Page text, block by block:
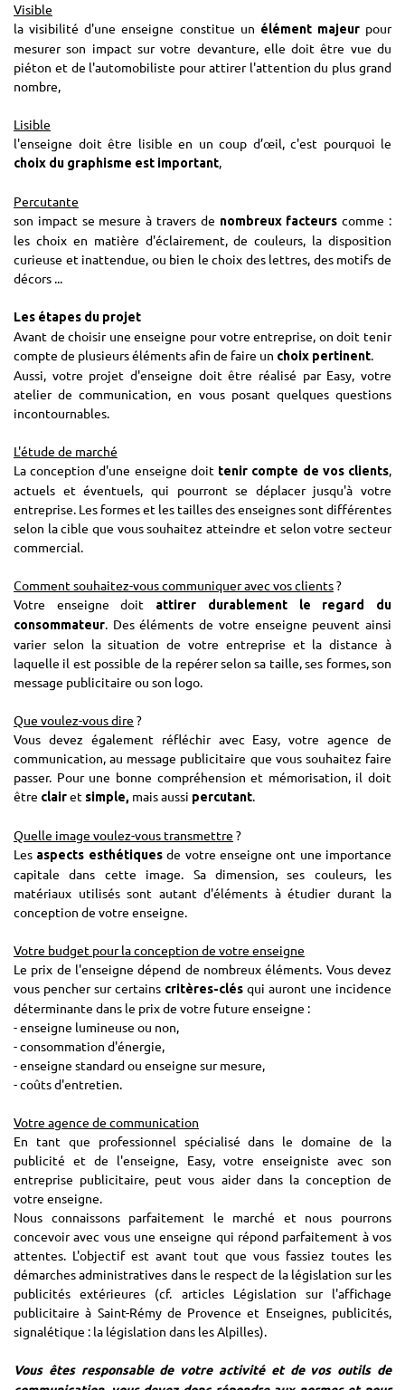
Visible
la visibilité d'une enseigne constitue un élément majeurpour
mesurer son impact sur votre devanture, elle doit être vue du
piéton et de l'automobiliste pour attirer l'attention du plus grand
nombre,
Lisible
l'enseigne doit être lisible en un coup d’œil, c'est pourquoi le
choix du graphisme est important,
Percutante
son impact se mesure à travers de nombreux facteurs comme :
les choix en matière d'éclairement, de couleurs, la disposition
curieuse et inattendue, ou bien le choix des lettres, des motifs de
décors ...
Les étapes du projet
Avant de choisir une enseigne pour votre entreprise, on doit tenir
compte de plusieurs éléments afin de faire un choix pertinent.
Aussi, votre projet d'enseigne doit être réalisé par Easy, votre
atelier de communication, en vous posant quelques questions
incontournables.
L'étude de marché
La conception d'une enseigne doit tenir compte de vos clients,
actuels et éventuels, qui pourront se déplacer jusqu'à votre
entreprise. Les formes et les tailles des enseignes sont différentes
selon la cible que vous souhaitez atteindre et selon votre secteur
commercial.
Comment souhaitez-vous communiquer avec vos clients?
Votre enseigne doit
attirer durablement le regard du
consommateur. Des éléments de votre enseigne peuvent ainsi
varier selon la situation de votre entreprise et la distance à
laquelle il est possible de la repérer selon sa taille, ses formes, son
message publicitaire ou son logo.
Que voulez-vous dire ?
Vous devez également réfléchir avec Easy, votre agence de
communication, au message publicitaire que vous souhaitez faire
passer. Pour une bonne compréhension et mémorisation, il doit
être clairet simple, mais aussi percutant.
Quelle image voulez-vous transmettre ?
Les aspects esthétiquesde votre enseigne ont une importance
capitale dans cette image. Sa dimension, ses couleurs, les
matériaux utilisés sont autant d'éléments à étudier durant la
conception de votre enseigne.
Votre budget pour la conception de votre enseigne
Le prix de l'enseigne dépend de nombreux éléments. Vous devez
vous pencher sur certains critères-clés qui auront une incidence
déterminante dans le prix de votre future enseigne :
- enseigne lumineuse ou non,
- consommation d'énergie,
- enseigne standard ou enseigne sur mesure,
- coûts d'entretien.
Votre agence de communication
En tant que professionnel spécialisé dans le domaine de la
publicité et de l'enseigne, Easy, votre enseigniste avec son
entreprise publicitaire, peut vous aider dans la conception de
votre enseigne.
Nous connaissons parfaitement le marché et nous pourrons
concevoir avec vous une enseigne qui répond parfaitement à vos
attentes. L'objectif est avant tout que vous fassiez toutes les
démarches administratives dans le respect de la législation sur les
publicités extérieures (cf. articles Législation sur l'affichage
publicitaire à Saint-Rémy de Provence et Enseignes, publicités,
signalétique : la législation dans les Alpilles).
Vous êtes responsable de votre activité et de vos outils de